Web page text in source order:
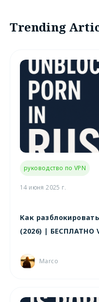
Trending
руководство по VPN
14 июня 2025 г.
Как
(2026) | БЕСПЛАТНО
Marco